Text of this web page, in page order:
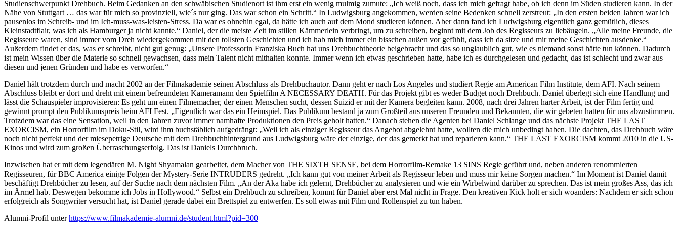
Studienschwerpunkt Drehbuch. Beim Gedanken an den schwäbischen Studienort ist ihm erst ein wenig mulmig zumute: „Ich weiß noch, dass ich mich gefragt habe, ob ich denn im Süden studieren kann. In der
Nähe von Stuttgart … das war für mich so provinziell, wie´s nur ging. Das war schon ein Schritt.“ In Ludwigsburg angekommen, werden seine Bedenken schnell zerstreut: „In den ersten beiden Jahren war ich
pausenlos im Schreib- und im Ich-muss-was-leisten-Stress. Da war es ohnehin egal, da hätte ich auch auf dem Mond studieren können. Aber dann fand ich Ludwigsburg eigentlich ganz gemütlich, dieses
Kleinstadtflair, was ich als Hamburger ja nicht kannte.“ Daniel, der die meiste Zeit im stillen Kämmerlein verbringt, um zu schreiben, beginnt mit dem Job des Regisseurs zu liebäugeln. „Alle meine Freunde, die
Regisseure waren, sind immer vom Dreh wiedergekommen mit den tollsten Geschichten und ich hab mich immer ein bisschen außen vor gefühlt, dass ich da sitze und mir meine Geschichten ausdenke.“
Außerdem findet er das, was er schreibt, nicht gut genug: „Unsere Professorin Franziska Buch hat uns Drehbuchtheorie beigebracht und das so unglaublich gut, wie es niemand sonst hätte tun können. Dadurch
ist mein Wissen über die Materie so schnell gewachsen, dass mein Talent nicht mithalten konnte. Immer wenn ich etwas geschrieben hatte, habe ich es durchgelesen und gedacht, das ist schlecht und zwar aus
diesen und jenen Gründen und habe es verworfen.“
Daniel hält trotzdem durch und macht 2002 an der Filmakademie seinen Abschluss als Drehbuchautor. Dann geht er nach Los Angeles und studiert Regie am American Film Institute, dem AFI. Nach seinem
Abschluss bleibt er dort und dreht mit einem befreundeten Kameramann den Spielfilm A NECESSARY DEATH. Für das Projekt gibt es weder Budget noch Drehbuch. Daniel überlegt sich eine Handlung und
lässt die Schauspieler improvisieren: Es geht um einen Filmemacher, der einen Menschen sucht, dessen Suizid er mit der Kamera begleiten kann. 2008, nach drei Jahren harter Arbeit, ist der Film fertig und
gewinnt prompt den Publikumspreis beim AFI Fest. „Eigentlich war das ein Heimspiel. Das Publikum bestand ja zum Großteil aus unseren Freunden und Bekannten, die wir gebeten hatten für uns abzustimmen.
Trotzdem war das eine Sensation, weil in den Jahren zuvor immer namhafte Produktionen den Preis geholt hatten.“ Danach stehen die Agenten bei Daniel Schlange und das nächste Projekt THE LAST
EXORCISM, ein Horrorfilm im Doku-Stil, wird ihm buchstäblich aufgedrängt: „Weil ich als einziger Regisseur das Angebot abgelehnt hatte, wollten die mich unbedingt haben. Die dachten, das Drehbuch wäre
noch nicht perfekt und der miesepetrige Deutsche mit dem Drehbuchhintergrund aus Ludwigsburg wäre der einzige, der das gemerkt hat und reparieren kann.“ THE LAST EXORCISM kommt 2010 in die US-
Kinos und wird zum großen Überraschungserfolg. Das ist Daniels Durchbruch.
Inzwischen hat er mit dem legendären M. Night Shyamalan gearbeitet, dem Macher von THE SIXTH SENSE, bei dem Horrorfilm-Remake 13 SINS­ Regie geführt und, neben anderen renommierten
Regisseuren, für BBC America einige Folgen der Mystery-Serie INTRUDERS gedreht. „Ich kann gut von meiner Arbeit als Regisseur leben und muss mir keine Sorgen machen.“ Im Moment ist Daniel damit
beschäftigt Drehbücher zu lesen, auf ­der Suche nach dem nächsten Film. „An der Aka habe ich gelernt, Drehbücher zu analysieren und wie ein Wirbelwind darüber zu sprechen. Das ist mein großes Ass, das ich
im Ärmel hab. Deswegen bekomme ich Jobs in Hollywood.“ Selbst ein Drehbuch zu schreiben, kommt für Daniel aber erst Mal nicht in Frage. Den kreativen Kick holt er sich woanders: Nachdem er sich schon
erfolgreich als Songwriter versucht hat, ist Daniel gerade dabei ein Brettspiel zu entwerfen. Es soll etwas mit Film und Rollenspiel zu tun haben.
Alumni-Profil unterhttps://www.filmakademie-alumni.de/student.html?pid=300